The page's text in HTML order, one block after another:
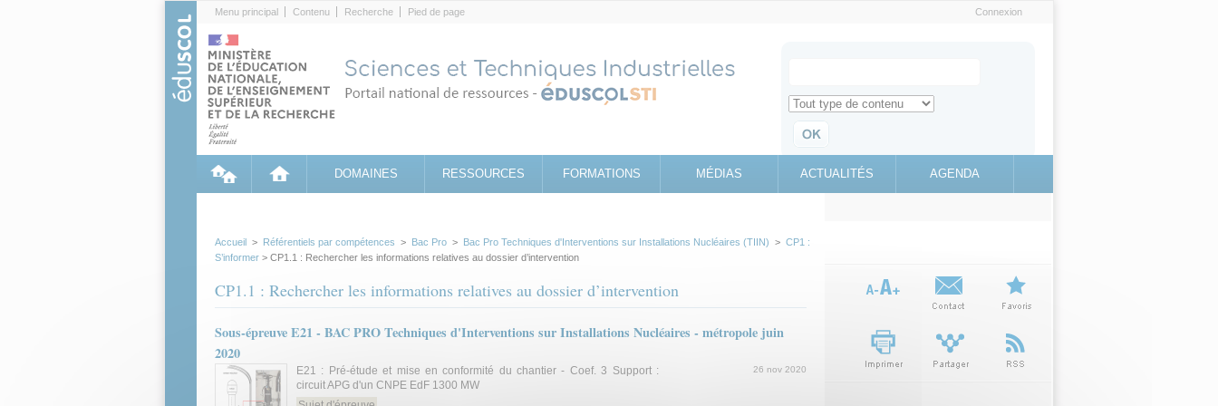
Menu principal Contenu Recherche Pied de page Connexion
Search for
Retrouvez toute l'information sur le site education.gouv.fr
DOMAINES RESSOURCES FORMATIONS MÉDIAS ACTUALITÉS AGENDA
Accueil > Référentiels par compétences > Bac Pro > Bac Pro Techniques d'Interventions sur Installations Nucléaires (TIIN) > CP1 :
S’informer > CP1.1 : Rechercher les informations relatives au dossier d’intervention
CP1.1 : Rechercher les informations relatives au dossier d’intervention
Sous-épreuve E21 - BAC PRO Techniques d'Interventions sur Installations Nucléaires - métropole juin
2020
26 nov 2020
E21 : Pré-étude et mise en conformité du chantier - Coef. 3 Support :
circuit APG d'un CNPE EdF 1300 MW